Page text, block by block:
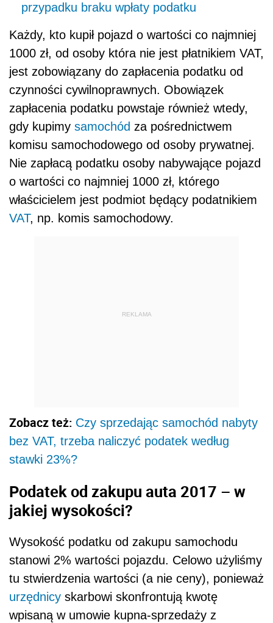
przypadku braku wpłaty podatku
Każdy, kto kupił pojazd o wartości co najmniej
1000 zł, od osoby która nie jest płatnikiem VAT,
jest zobowiązany do zapłacenia podatku od
czynności cywilnoprawnych. Obowiązek
zapłacenia podatku powstaje również wtedy,
gdy kupimy samochód za pośrednictwem
komisu samochodowego od osoby prywatnej.
Nie zapłacą podatku osoby nabywające pojazd
o wartości co najmniej 1000 zł, którego
właścicielem jest podmiot będący podatnikiem
VAT, np. komis samochodowy.
REKLAMA
Zobacz też: Czy sprzedając samochód nabyty
bez VAT, trzeba naliczyć podatek według
stawki 23%?
Podatek od zakupu auta 2017 – w
jakiej wysokości?
Wysokość podatku od zakupu samochodu
stanowi 2% wartości pojazdu. Celowo użyliśmy
tu stwierdzenia wartości (a nie ceny), ponieważ
urzędnicy skarbowi skonfrontują kwotę
wpisaną w umowie kupna-sprzedaży z